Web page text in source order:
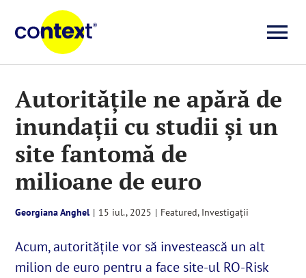
content
Știri
Explicative
Seriale
Video
Autoritățile ne apără de
inundații cu studii și un
site fantomă de
milioane de euro
Georgiana Anghel | 15 iul., 2025 | Featured, Investigații
Acum, autoritățile vor să investească un alt
milion de euro pentru a face site-ul RO-Risk